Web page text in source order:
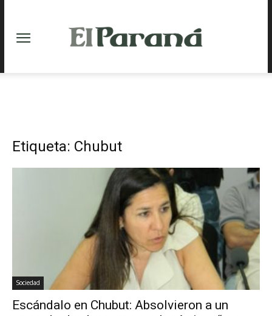
Etiqueta: Chubut
Sociedad
Escándalo en Chubut: Absolvieron a un